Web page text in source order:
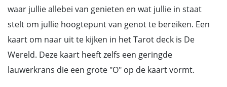
waar jullie allebei van genieten en wat jullie in staat
stelt om jullie hoogtepunt van genot te bereiken. Een
kaart om naar uit te kijken in het Tarot deck is De
Wereld. Deze kaart heeft zelfs een geringde
lauwerkrans die een grote "O" op de kaart vormt.